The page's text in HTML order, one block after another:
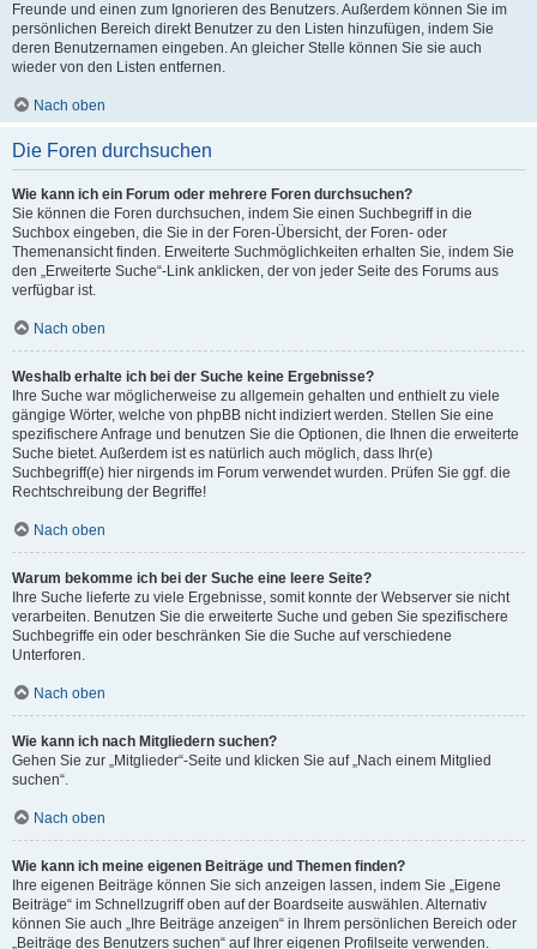
Freunde und einen zum Ignorieren des Benutzers. Außerdem können Sie im
persönlichen Bereich direkt Benutzer zu den Listen hinzufügen, indem Sie
deren Benutzernamen eingeben. An gleicher Stelle können Sie sie auch
wieder von den Listen entfernen.
Nach oben
Die Foren durchsuchen
Wie kann ich ein Forum oder mehrere Foren durchsuchen?
Sie können die Foren durchsuchen, indem Sie einen Suchbegriff in die
Suchbox eingeben, die Sie in der Foren-Übersicht, der Foren- oder
Themenansicht finden. Erweiterte Suchmöglichkeiten erhalten Sie, indem Sie
den „Erweiterte Suche“-Link anklicken, der von jeder Seite des Forums aus
verfügbar ist.
Nach oben
Weshalb erhalte ich bei der Suche keine Ergebnisse?
Ihre Suche war möglicherweise zu allgemein gehalten und enthielt zu viele
gängige Wörter, welche von phpBB nicht indiziert werden. Stellen Sie eine
spezifischere Anfrage und benutzen Sie die Optionen, die Ihnen die erweiterte
Suche bietet. Außerdem ist es natürlich auch möglich, dass Ihr(e)
Suchbegriff(e) hier nirgends im Forum verwendet wurden. Prüfen Sie ggf. die
Rechtschreibung der Begriffe!
Nach oben
Warum bekomme ich bei der Suche eine leere Seite?
Ihre Suche lieferte zu viele Ergebnisse, somit konnte der Webserver sie nicht
verarbeiten. Benutzen Sie die erweiterte Suche und geben Sie spezifischere
Suchbegriffe ein oder beschränken Sie die Suche auf verschiedene
Unterforen.
Nach oben
Wie kann ich nach Mitgliedern suchen?
Gehen Sie zur „Mitglieder“-Seite und klicken Sie auf „Nach einem Mitglied
suchen“.
Nach oben
Wie kann ich meine eigenen Beiträge und Themen finden?
Ihre eigenen Beiträge können Sie sich anzeigen lassen, indem Sie „Eigene
Beiträge“ im Schnellzugriff oben auf der Boardseite auswählen. Alternativ
können Sie auch „Ihre Beiträge anzeigen“ in Ihrem persönlichen Bereich oder
„Beiträge des Benutzers suchen“ auf Ihrer eigenen Profilseite verwenden.